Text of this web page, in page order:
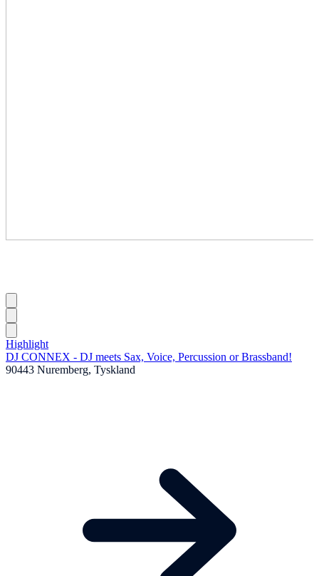
Highlight
DJ CONNEX - DJ meets Sax, Voice, Percussion or Brassband!
90443 Nuremberg, Tyskland